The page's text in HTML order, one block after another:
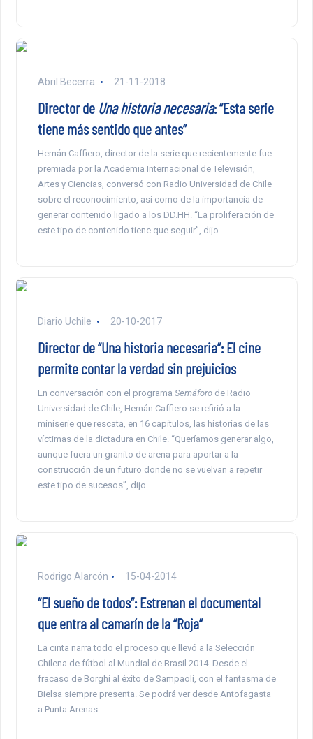
Abril Becerra 21-11-2018
Director de Una historia necesaria: “Esta serie
tiene más sentido que antes”
Hernán Caffiero, director de la serie que recientemente fue
premiada por la Academia Internacional de Televisión,
Artes y Ciencias, conversó con Radio Universidad de Chile
sobre el reconocimiento, así como de la importancia de
generar contenido ligado a los DD.HH. “La proliferación de
este tipo de contenido tiene que seguir”, dijo.
Diario Uchile 20-10-2017
Director de “Una historia necesaria”: El cine
permite contar la verdad sin prejuicios
En conversación con el programa Semáforo de Radio
Universidad de Chile, Hernán Caffiero se refirió a la
miniserie que rescata, en 16 capítulos, las historias de las
víctimas de la dictadura en Chile. “Queríamos generar algo,
aunque fuera un granito de arena para aportar a la
construcción de un futuro donde no se vuelvan a repetir
este tipo de sucesos”, dijo.
Rodrigo Alarcón 15-04-2014
“El sueño de todos”: Estrenan el documental
que entra al camarín de la “Roja”
La cinta narra todo el proceso que llevó a la Selección
Chilena de fútbol al Mundial de Brasil 2014. Desde el
fracaso de Borghi al éxito de Sampaoli, con el fantasma de
Bielsa siempre presenta. Se podrá ver desde Antofagasta
a Punta Arenas.